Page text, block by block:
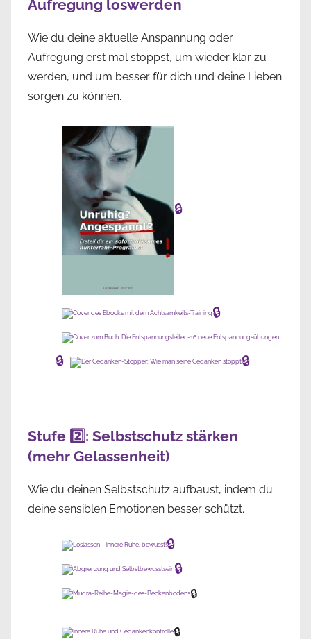
Aufregung loswerden
Wie du deine aktuelle Anspannung oder
Aufregung erst mal stoppst, um wieder klar zu
werden, und um besser für dich und deine Lieben
sorgen zu können.
🔒
🔒
🔒 🔒
Stufe 2️⃣: Selbstschutz stärken
(mehr Gelassenheit)
Wie du deinen Selbstschutz aufbaust, indem du
deine sensiblen Emotionen besser schützt.
🔒
🔒
🔒
🔒